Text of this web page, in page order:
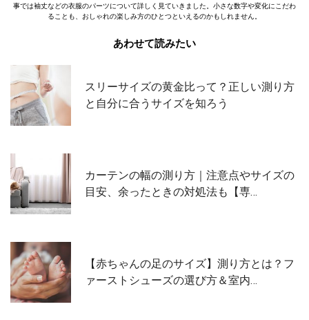
事では袖丈などの衣服のパーツについて詳しく見ていきました。小さな数字や変化にこだわ
ることも、おしゃれの楽しみ方のひとつといえるのかもしれません。
あわせて読みたい
スリーサイズの黄金比って？正しい測り方
と自分に合うサイズを知ろう
カーテンの幅の測り方｜注意点やサイズの
目安、余ったときの対処法も【専…
【赤ちゃんの足のサイズ】測り方とは？フ
ァーストシューズの選び方＆室内…